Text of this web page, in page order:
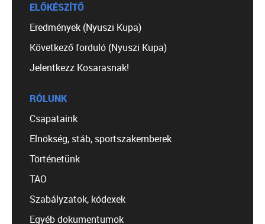
ELŐKÉSZÍTŐ
Eredmények (Nyuszi Kupa)
Következő forduló (Nyuszi Kupa)
Jelentkezz Kosarasnak!
RÓLUNK
Csapataink
Elnökség, stáb, sportszakemberek
Történetünk
TAO
Szabályzatok, kódexek
Egyéb dokumentumok